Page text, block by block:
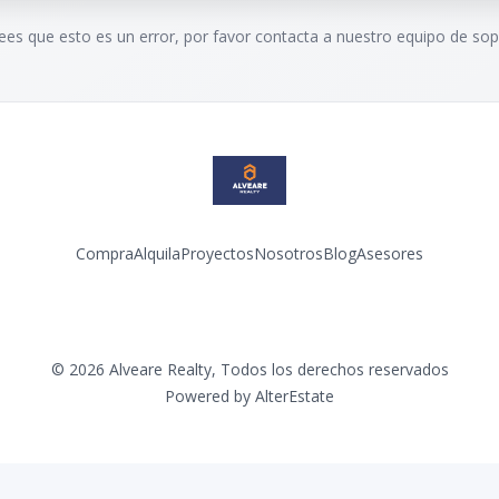
que esto es un error, por favor contacta a nuestro equipo de
CompraAlquilaProyectosNosotrosBlogAsesores
© 2026 Alveare Realty, Todos los derechos reservados
Powered by AlterEstate